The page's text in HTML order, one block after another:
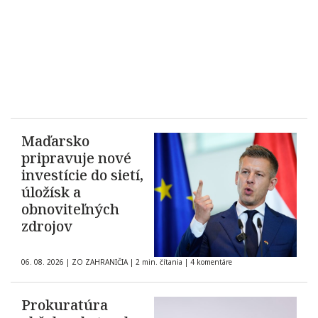
Maďarsko
pripravuje nové
investície do sietí,
úložísk a
obnoviteľných
zdrojov
06. 08. 2026 | ZO ZAHRANIČIA | 2 min. čítania | 4 komentáre
Prokuratúra